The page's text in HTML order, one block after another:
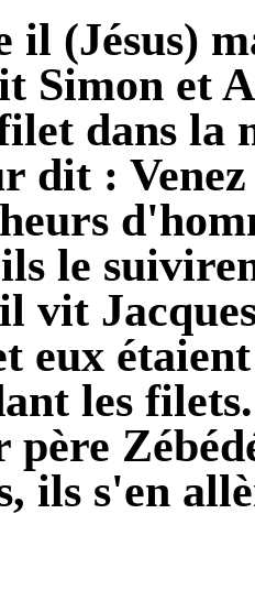
il (Jésus)
Simon et
dans la
dit :
le
vit
eux
les
ils s'en